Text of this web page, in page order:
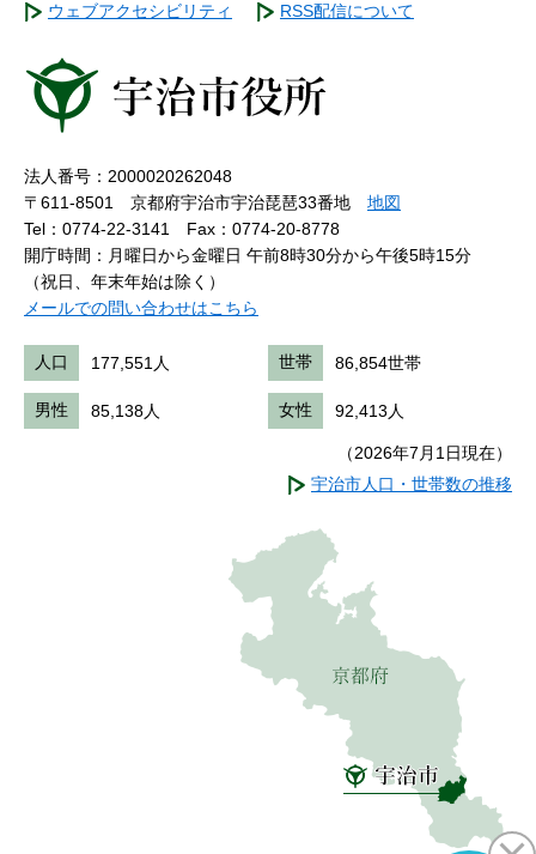
ウェブアクセシビリティ RSS配信について
法人番号：2000020262048
〒611-8501 京都府宇治市宇治琵琶33番地 地図
Tel：0774-22-3141
Fax：0774-20-8778
開庁時間：月曜日から金曜日 午前8時30分から午後5時15分
（祝日、年末年始は除く）
メールでの問い合わせはこちら
人口 177,551人 世帯 86,854世帯
男性 85,138人 女性 92,413人
（2026年7月1日現在）
宇治市人口・世帯数の推移